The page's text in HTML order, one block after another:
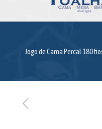
Jogo de Cama Percal 180